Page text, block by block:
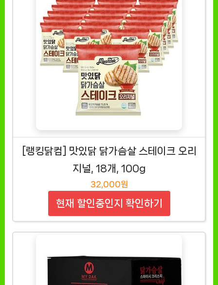
[랭킹닭컴] 맛있닭 닭가슴살 스테이크 오리
지널, 18개, 100g
32,000원
현재 할인중인지 확인하기